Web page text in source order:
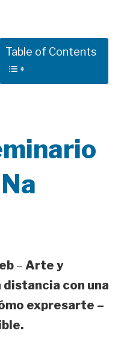
Table of Contents
– Arte y
con una
expresarte –